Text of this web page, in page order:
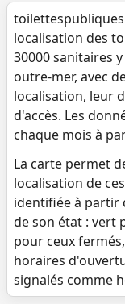
localisation des
30000 sanitaires
outre-mer, avec
localisation, leur
d'accès. Les
chaque mois à
La carte permet
localisation de
identifiée à partir
de son état : vert
pour ceux
horaires
signalés comme